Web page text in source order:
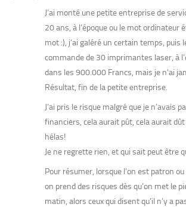
J’ai monté une petite entreprise de
20 ans, à l’époque ou le mot ordinateur
mot :), j’ai galéré un certain temps, puis
commande de 30 imprimantes laser, à
dans les 900.000 Francs, mais je n’ai
Résultat, fin de la petite entreprise.
J’ai pris le risque malgré que je n’avais
financiers, cela aurait pût, cela aurait
hélas!
Je ne regrette rien, et qui sait peut être
Pour résumer, lorsque l’on est patron
on prend des risques dès qu’on met le
matin, alors ceux qui disent qu’il n’y a